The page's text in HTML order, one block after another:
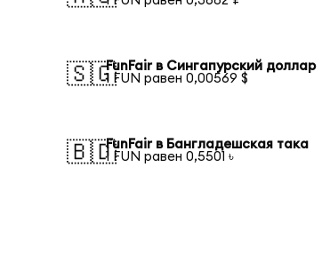
🇸🇬FunFair в Сингапурский доллар
1 FUN равен 0,00569 $
🇧🇩FunFair в Бангладешская така
1 FUN равен 0,5501 ৳